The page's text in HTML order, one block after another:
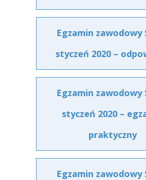
Egzamin zawodowy
styczeń 2020 –
Egzamin zawodowy
styczeń 2020 –
praktyczny
Egzamin zawodowy